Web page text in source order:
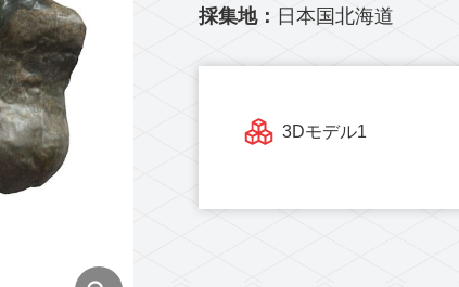
採集地： 日本国北海道
3Dモデル1